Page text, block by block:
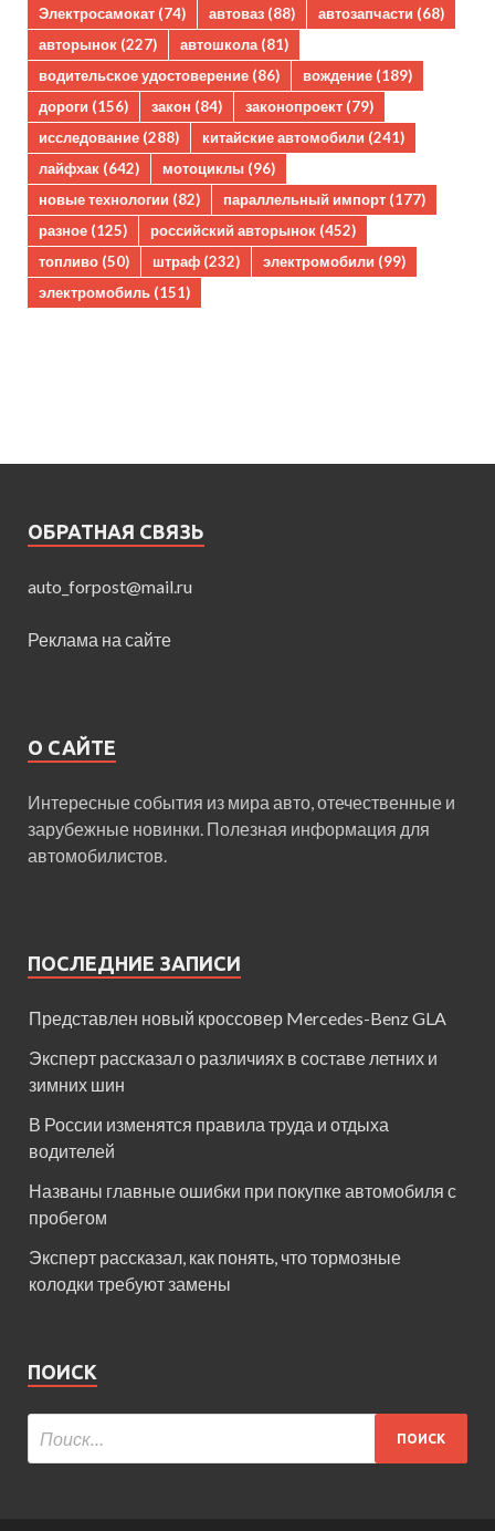
Электросамокат (74) автоваз (88) автозапчасти (68)
авторынок (227) автошкола(81)
водительское удостоверение (86) вождение (189)
дороги (156) закон (84) законопроект (79)
исследование (288) китайские автомобили (241)
лайфхак (642) мотоциклы (96)
новые технологии (82) параллельный импорт (177)
разное (125) российский авторынок (452)
топливо (50) штраф (232) электромобили (99)
электромобиль (151)
ОБРАТНАЯ СВЯЗЬ
auto_forpost@mail.ru
Реклама на сайте
О САЙТЕ
Интересные события из мира авто, отечественные и
зарубежные новинки. Полезная информация для
автомобилистов.
ПОСЛЕДНИЕ ЗАПИСИ
Представлен новый кроссовер Mercedes-Benz GLA
Эксперт рассказал о различиях в составе летних и
зимних шин
В России изменятся правила труда и отдыха
водителей
Названы главные ошибки при покупке автомобиля с
пробегом
Эксперт рассказал, как понять, что тормозные
колодки требуют замены
ПОИСК